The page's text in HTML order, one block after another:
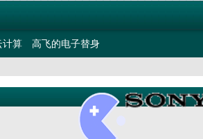
计算 高飞的电子替身